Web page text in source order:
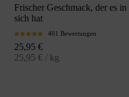
Frischer Geschmack, der es in
sich hat
401 Bewertungen
Angebot
25,95 €
25,95 € / kg